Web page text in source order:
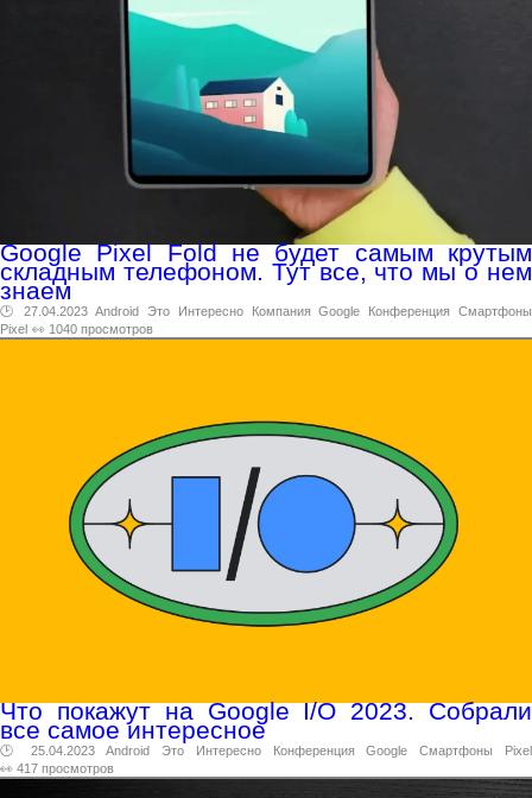
Google Pixel Fold не будет самым крутым
складным телефоном. Тут все, что мы о нем
знаем
🕑 27.04.2023 Android Это Интересно Компания Google Конференция Смартфоны
Pixel 👀 1040 просмотров
Что покажут на Google I/O 2023. Собрали
все самое интересное
🕑 25.04.2023 Android Это Интересно Конференция Google Смартфоны
Pixel
👀 417 просмотров